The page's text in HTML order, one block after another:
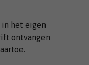
het eigen
ontvangen